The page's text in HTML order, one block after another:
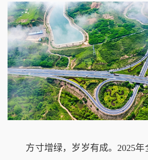
方寸增绿，岁岁有成。2025年